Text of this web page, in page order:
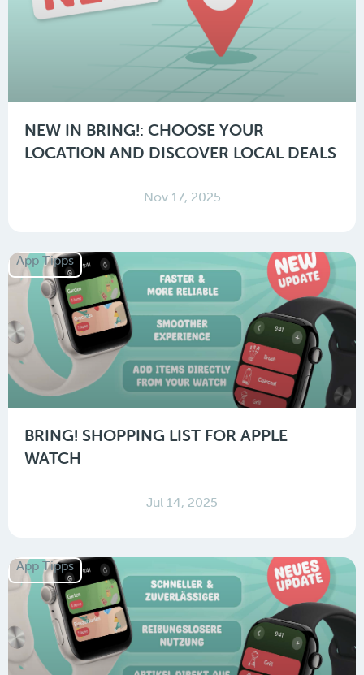
NEW IN BRING!: CHOOSE YOUR
LOCATION AND DISCOVER LOCAL DEALS
Nov 17, 2025
App Tipps
BRING! SHOPPING LIST FOR APPLE
WATCH
Jul 14, 2025
App Tipps